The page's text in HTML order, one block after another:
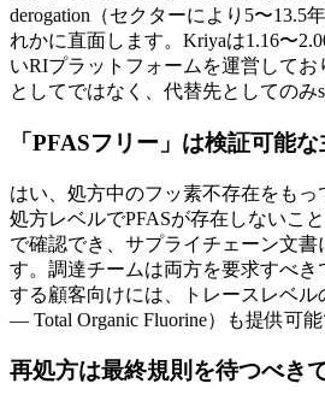
derogation（セクターにより5〜13.5
れかに直面します。Kriyaは1.16〜
いRIプラットフォームを運営して
としてではなく、代替先としてのみ
「PFASフリー」は検証可能
はい、処方中のフッ素不存在をもっ
処方レベルでPFASが存在しないこと
で確認でき、サプライチェーン文書
す。調達チームは両方を要求すべき
する顧客向けには、トレースレベル
— Total Organic Fluorine）も提供可能
再処方は最終規則を待つべき